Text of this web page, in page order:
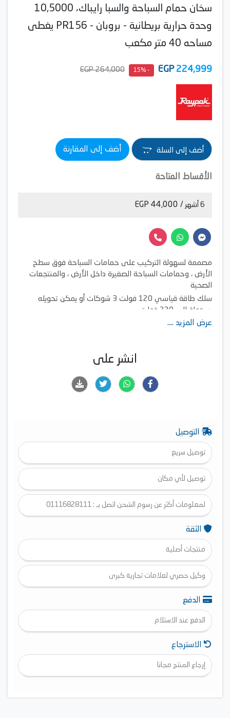
سخان حمام السباحة والسبا رايباك، 10,5000
وحدة حرارية بريطانية - بروبان - PR156 يغطى
مساحه 40 متر مكعب
224,999
EGP
- 15%
264,000 EGP
أضف إلى السلة أضف إلى المقارنة
الأقساط المتاحة
6 أشهر / 44,000 EGP
مصممة لسهولة التركيب على حمامات السباحة فوق سطح
الأرض ، وحمامات السباحة الصغيرة داخل الأرض ، والمنتجعات
الصحية
سلك طاقة قياسي 120 فولت 3 شوكات أو يمكن تحويله
بسهولة إلى 220 فولت
قرص ترموستات تناظري بسيط لضبط دقيق لدرجة حرارة المسبح
عرض المزيد ....
انشر على
التوصيل
توصيل سريع
توصيل لأي مكان
لمعلومات أكثر عن رسوم الشحن اتصل بـ : 01116828111
الثقة
منتجات أصلية
وكيل حصري لعلامات تجارية كبرى
الدفع
الدفع عند الاستلام
الاسترجاع
إرجاع المنتج مجانا